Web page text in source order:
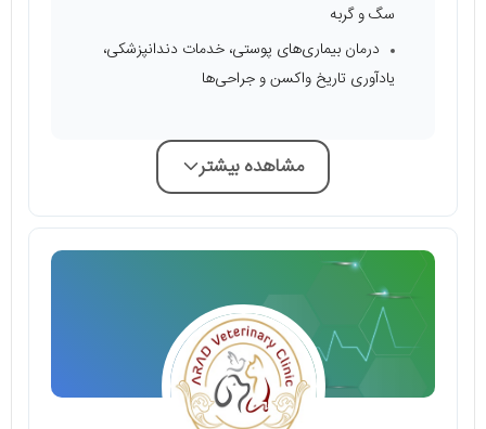
سگ و گربه
درمان بیماری‌های پوستی، خدمات دندانپزشکی،
یادآوری تاریخ واکسن و جراحی‌ها
مشاهده بیشتر